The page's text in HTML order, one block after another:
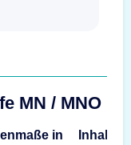
MN / MNO
in
Inhalt